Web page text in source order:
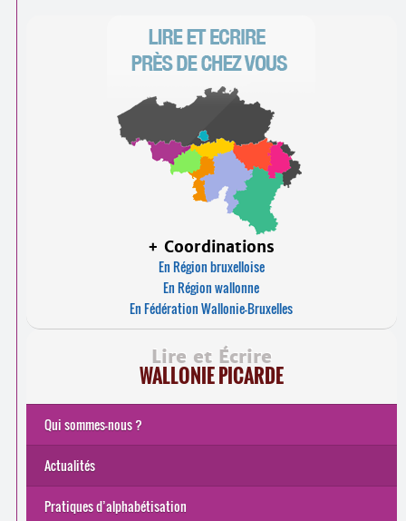
+ Coordinations
En Région bruxelloise
En Région wallonne
En Fédération Wallonie-Bruxelles
Lire et Écrire
WALLONIE PICARDE
Qui sommes-nous ?
Actualités
Pratiques d’alphabétisation